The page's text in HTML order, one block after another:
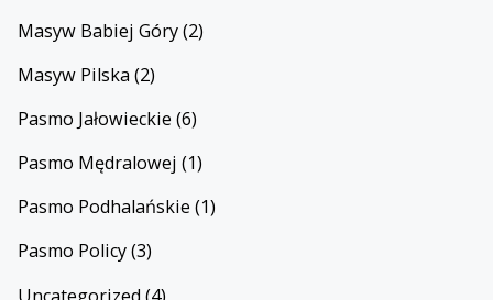
Masyw Babiej Góry(2)
Masyw Pilska (2)
Pasmo Jałowieckie (6)
Pasmo Mędralowej (1)
Pasmo Podhalańskie (1)
Pasmo Policy(3)
Uncategorized (4)